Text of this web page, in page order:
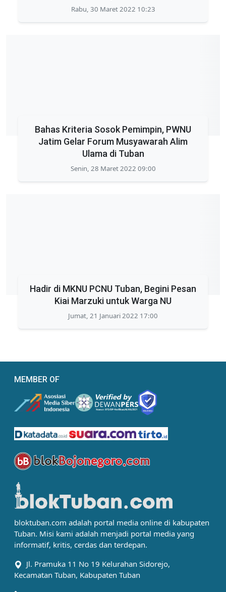
Rabu, 30 Maret 2022 10:23
Bahas Kriteria Sosok Pemimpin, PWNU
Jatim Gelar Forum Musyawarah Alim
Ulama di Tuban
Senin, 28 Maret 2022 09:00
Hadir di MKNU PCNU Tuban, Begini Pesan
Kiai Marzuki untuk Warga NU
Jumat, 21 Januari 2022 17:00
MEMBER OF
bloktuban.com adalah portal media online di kabupaten
Tuban. Misi kami adalah menjadi portal media yang
informatif, kritis, cerdas dan terdepan.
Jl. Pramuka 11 No 19 Kelurahan Sidorejo,
Kecamatan Tuban, Kabupaten Tuban